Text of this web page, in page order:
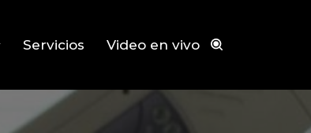
Servicios Video en vivo